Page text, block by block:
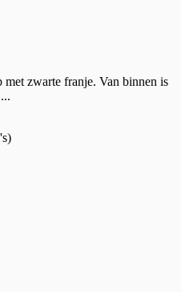
zwarte franje. Van binnen is